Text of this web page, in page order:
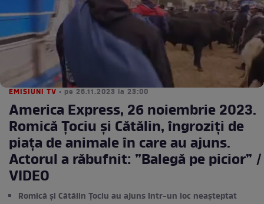
EMISIUNI TV • pe 26.11.2023 la 23:00
America Express, 26 noiembrie 2023.
Romică Țociu și Cătălin, îngroziți de
piața de animale în care au ajuns.
Actorul a răbufnit: ”Balegă pe picior” /
VIDEO
Romică și Cătălin Țociu au ajuns într-un loc neașteptat